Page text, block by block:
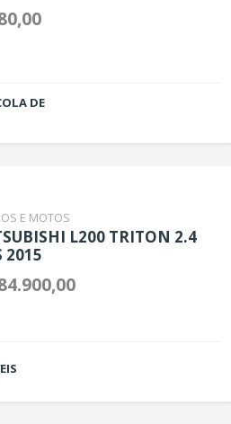
DE
E MOTOS
L200 TRITON 2.4
2015